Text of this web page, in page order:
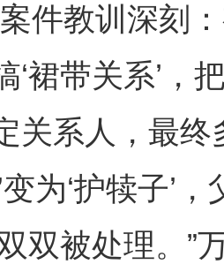
教训深刻：
‘裙带关系’，
关系人，最
变为‘护犊子’
双被处理。